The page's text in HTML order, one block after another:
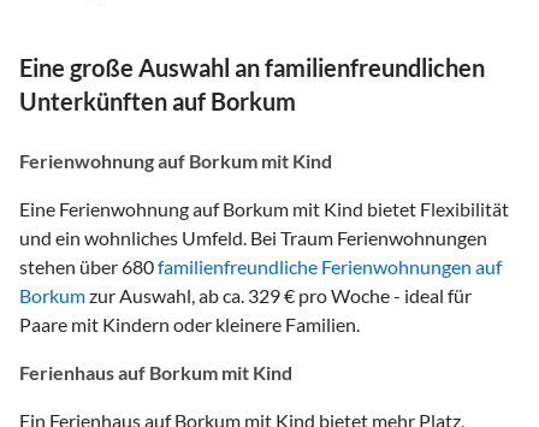
Eine große Auswahl an familienfreundlichen
Unterkünften auf Borkum
Ferienwohnung auf Borkum mit Kind
Eine Ferienwohnung auf Borkum mit Kind bietet Flexibilität
und ein wohnliches Umfeld. Bei Traum Ferienwohnungen
stehen über 680familienfreundliche Ferienwohnungen auf
Borkumzur Auswahl, ab ca. 329 € pro Woche - ideal für
Paare mit Kindern oder kleinere Familien.
Ferienhaus auf Borkum mit Kind
Ein Ferienhaus auf Borkum mit Kind bietet mehr Platz,